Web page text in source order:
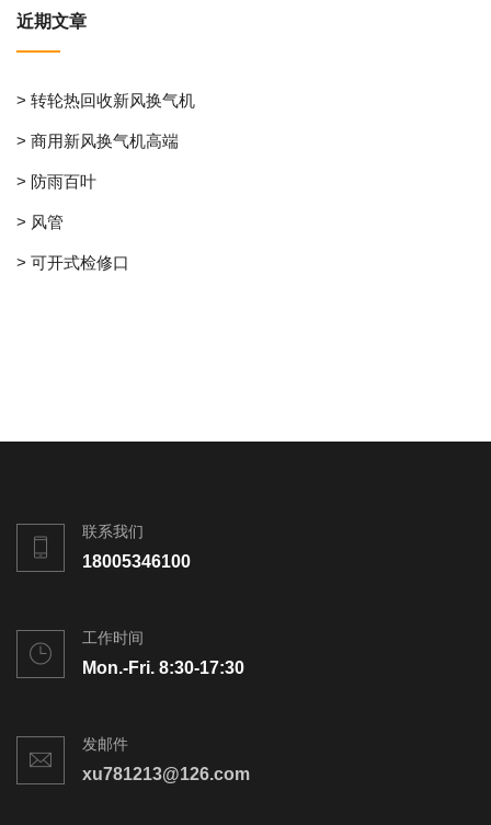
近期文章
> 转轮热回收新风换气机
> 商用新风换气机高端
> 防雨百叶
> 风管
> 可开式检修口
联系我们
18005346100
工作时间
Mon.-Fri. 8:30-17:30
发邮件
xu781213@126.com